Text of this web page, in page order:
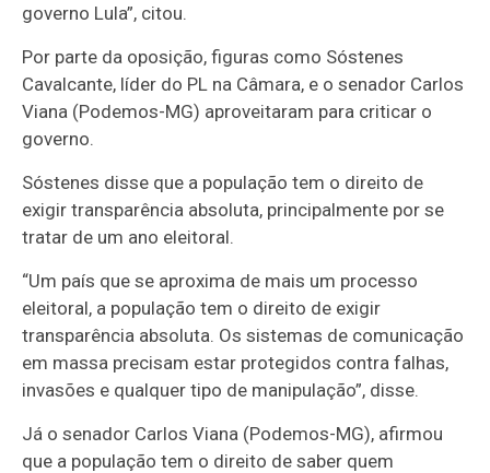
governo Lula”, citou.
Por parte da oposição, figuras como Sóstenes
Cavalcante, líder do PL na Câmara, e o senador Carlos
Viana (Podemos-MG) aproveitaram para criticar o
governo.
Sóstenes disse que a população tem o direito de
exigir transparência absoluta, principalmente por se
tratar de um ano eleitoral.
“Um país que se aproxima de mais um processo
eleitoral, a população tem o direito de exigir
transparência absoluta. Os sistemas de comunicação
em massa precisam estar protegidos contra falhas,
invasões e qualquer tipo de manipulação”, disse.
Já o senador Carlos Viana (Podemos-MG), afirmou
que a população tem o direito de saber quem